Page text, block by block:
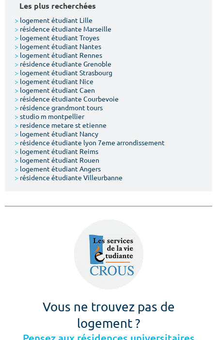
Type de location
Votre date d'entrée
Chercher
Les plus recherchées
> logement étudiant Lille
> résidence étudiante Marseille
> logement étudiant Troyes
> logement étudiant Nantes
> logement étudiant Rennes
> résidence étudiante Grenoble
> logement étudiant Strasbourg
> logement étudiant Nice
> logement étudiant Caen
> résidence étudiante Courbevoie
> résidence grandmont tours
> studio m montpellier
> residence metare st etienne
> logement étudiant Nancy
> résidence étudiante lyon 7eme arrondissement
> logement étudiant Reims
> logement étudiant Rouen
> logement étudiant Angers
> résidence étudiante Villeurbanne
Vous ne trouvez pas de
logement ?